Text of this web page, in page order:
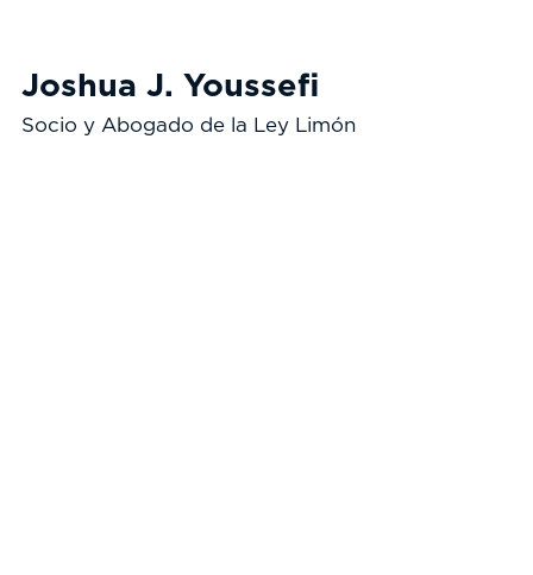
Joshua J. Youssefi
Socio y Abogado de la Ley Limón